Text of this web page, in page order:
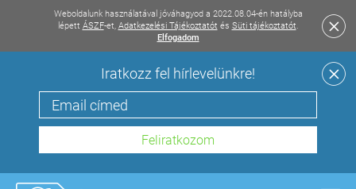
Weboldalunk használatával jóváhagyod a 2022.08.04-én hatályba
lépett ÁSZF-et, Adatkezelési Tájékoztatót és Süti tájékoztatót.
Elfogadom
Iratkozz fel hírlevelünkre!